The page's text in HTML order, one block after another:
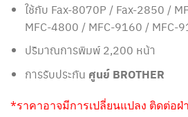
ใช้กับ Fax-8070P / Fax-2850 /
MFC-4800 / MFC-9160 / MFC-
ปริมาณการพิมพ์ 2,200 หน้า
การรับประกัน ศูนย์ BROTHER
*ราคาอาจมีการเปลี่ยนแปลง ติดต่อ